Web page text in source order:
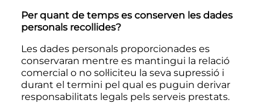
Per quant de temps es conserven les dades
personals recollides?
Les dades personals proporcionades es
conservaran mentre es mantingui la relació
comercial o no sol·liciteu la seva supressió i
durant el termini pel qual es puguin derivar
responsabilitats legals pels serveis prestats.